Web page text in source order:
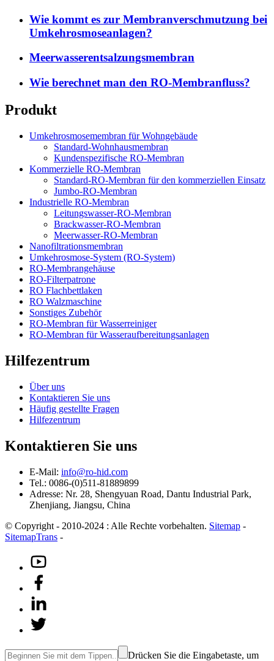
Wie kommt es zur Membranverschmutzung bei
Umkehrosmoseanlagen?
Meerwasserentsalzungsmembran
Wie berechnet man den RO-Membranfluss?
Produkt
Umkehrosmosemembran für Wohngebäude
Standard-Wohnhausmembran
Kundenspezifische RO-Membran
Kommerzielle RO-Membran
Standard-RO-Membran für den kommerziellen Einsatz
Jumbo-RO-Membran
Industrielle RO-Membran
Leitungswasser-RO-Membran
Brackwasser-RO-Membran
Meerwasser-RO-Membran
Nanofiltrationsmembran
Umkehrosmose-System (RO-System)
RO-Membrangehäuse
RO-Filterpatrone
RO Flachbettlaken
RO Walzmaschine
Sonstiges Zubehör
RO-Membran für Wasserreiniger
RO-Membran für Wasseraufbereitungsanlagen
Hilfezentrum
Über uns
Kontaktieren Sie uns
Häufig gestellte Fragen
Hilfezentrum
Kontaktieren Sie uns
E-Mail: info@ro-hid.com
Tel.: 0086-(0)511-81889899
Adresse: Nr. 28, Shengyuan Road, Dantu Industrial Park,
Zhenjiang, Jiangsu, China
© Copyright - 2010-2024 : Alle Rechte vorbehalten. Sitemap -
SitemapTrans -
Drücken Sie die Eingabetaste, um